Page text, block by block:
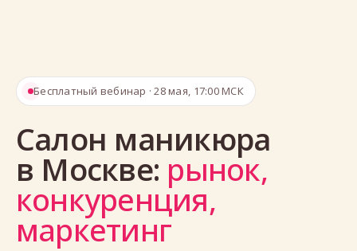
Бесплатный вебинар · 28 мая, 17:00 МСК
Салон маникюра
в Москве: рынок,
конкуренция,
маркетинг